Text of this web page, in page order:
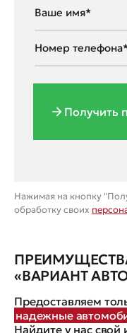
Получить
Нажимая на кнопку
обработку своих
«ВАРИАНТ
Предоставляем
надежные
Найдите у нас